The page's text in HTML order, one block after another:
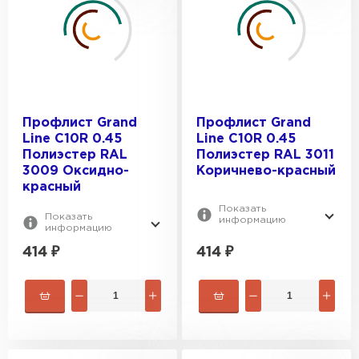
Профлист Grand
Line C10R 0.45
Полиэстер RAL
3009 Оксидно-
красный
Показать
информацию
414 ₽
Профлист Grand
Line C10R 0.45
Полиэстер RAL 3011
Коричнево-красный
Показать
информацию
414 ₽